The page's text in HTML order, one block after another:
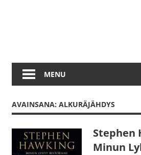
MENU
AVAINSANA: ALKURÄJÄHDYS
Stephen
Minun